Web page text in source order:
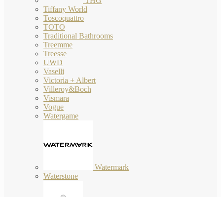
Tiffany World
Toscoquattro
TOTO
Traditional Bathrooms
Treemme
Treesse
UWD
Vaselli
Victoria + Albert
Villeroy&Boch
Vismara
Vogue
Watergame
Watermark
Waterstone